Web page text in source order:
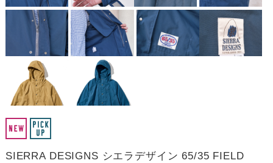
SIERRA DESIGNS シエラデザイン 65/35 FIELD